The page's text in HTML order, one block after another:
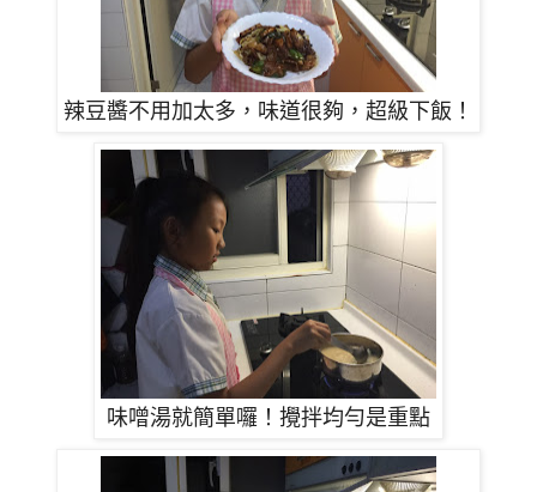
辣豆醬不用加太多，味道很夠，超級下飯！
味噌湯就簡單囉！攪拌均勻是重點